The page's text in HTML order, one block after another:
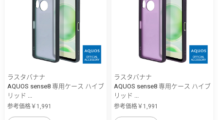
ラスタバナナ
AQUOS sense8 専用ケース ハイブ
リッド ...
参考価格￥1,991
ラスタバナナ
AQUOS sense8 専用ケース ハイブ
リッド ...
参考価格￥1,991